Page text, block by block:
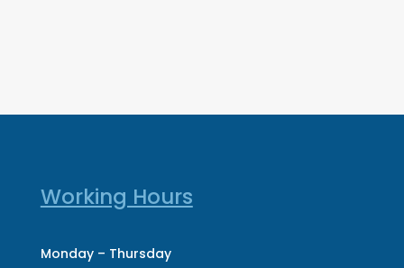
Working Hours
Monday – Thursday